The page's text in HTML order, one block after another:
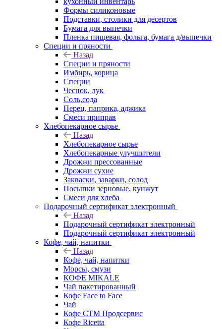
Формы силиконовые
Подставки, столики для десертов
Бумага для выпечки
Пленка пищевая, фольга, бумага д/выпечки
Специи и пряности
Назад
Специи и пряности
Имбирь, корица
Специи
Чеснок, лук
Соль,сода
Перец, паприка, аджика
Смеси приправ
Хлебопекарное сырье
Назад
Хлебопекарное сырье
Хлебопекарные улучшители
Дрожжи прессованные
Дрожжи сухие
Закваски, заварки, солод
Посыпки зерновые, кунжут
Смеси для хлеба
Подарочный сертификат электронный
Назад
Подарочный сертификат электронный
Подарочный сертификат электронный
Кофе, чай, напитки
Назад
Кофе, чай, напитки
Морсы, смузи
КОФЕ MIKALE
Чай пакетированный
Кофе Face to Face
Чай
Кофе СТМ Продсервис
Кофе Ricetta